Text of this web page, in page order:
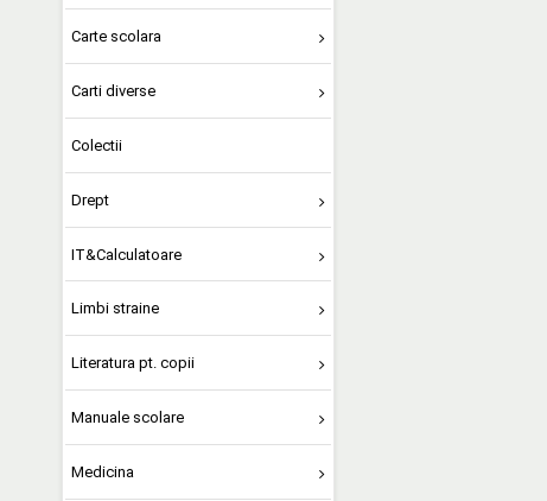
Carte scolara
Carti diverse
Colectii
Drept
IT&Calculatoare
Limbi straine
Literatura pt. copii
Manuale scolare
Medicina